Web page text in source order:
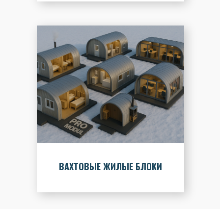
ВАХТОВЫЕ ЖИЛЫЕ БЛОКИ